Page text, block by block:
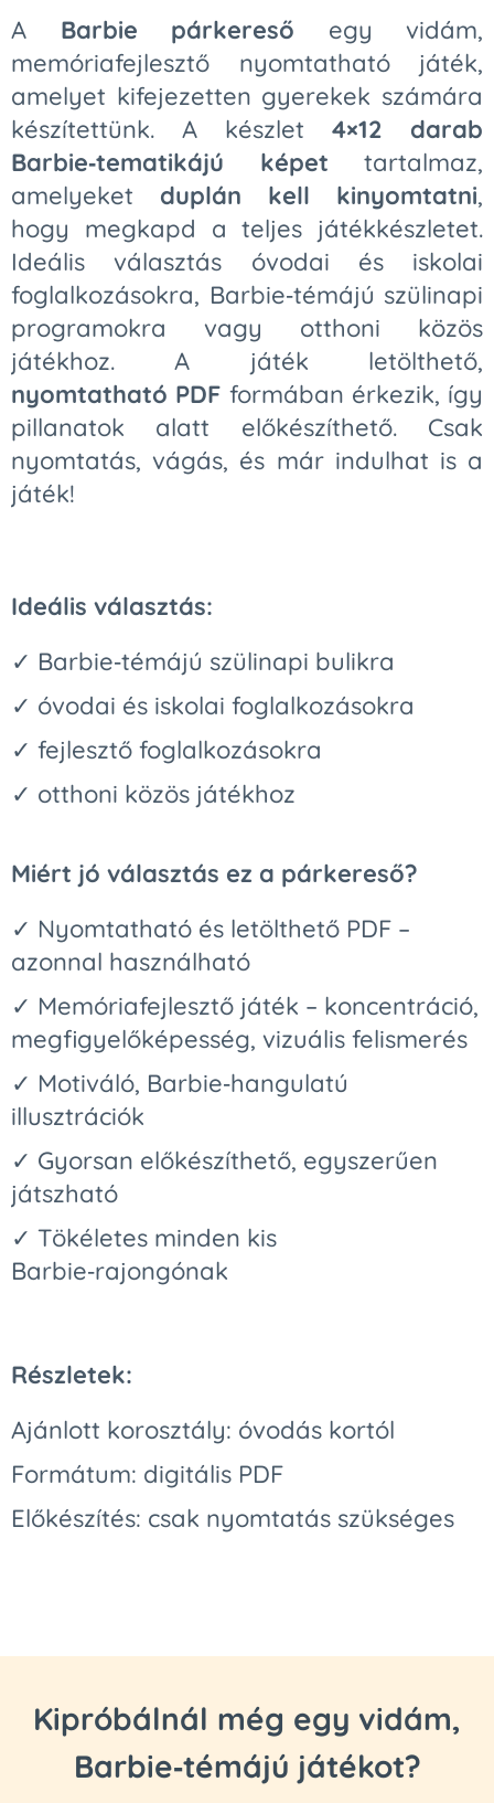
A Barbie párkereső egy vidám,
memóriafejlesztő nyomtatható játék,
amelyet kifejezetten gyerekek számára
készítettünk. A készlet 4×12 darab
Barbie‑tematikájú képet tartalmaz,
amelyeket duplán kell kinyomtatni,
hogy megkapd a teljes játékkészletet.
Ideális választás óvodai és iskolai
foglalkozásokra, Barbie‑témájú szülinapi
programokra vagy otthoni közös
játékhoz. A játék letölthető,
nyomtatható PDF formában érkezik, így
pillanatok alatt előkészíthető. Csak
nyomtatás, vágás, és már indulhat is a
játék!
Ideális választás:
✓ Barbie‑témájú szülinapi bulikra
✓ óvodai és iskolai foglalkozásokra
✓ fejlesztő foglalkozásokra
✓ otthoni közös játékhoz
Miért jó választás ez a párkereső?
✓ Nyomtatható és letölthető PDF –
azonnal használható
✓ Memóriafejlesztő játék – koncentráció,
megfigyelőképesség, vizuális felismerés
✓ Motiváló, Barbie‑hangulatú
illusztrációk
✓ Gyorsan előkészíthető, egyszerűen
játszható
✓ Tökéletes minden kis
Barbie‑rajongónak
Részletek:
Ajánlott korosztály: óvodás kortól
Formátum: digitális PDF
Előkészítés: csak nyomtatás szükséges
Kipróbálnál még egy vidám,
Barbie‑témájú játékot?